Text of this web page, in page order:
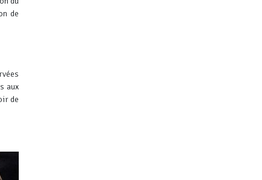
de
aux
de